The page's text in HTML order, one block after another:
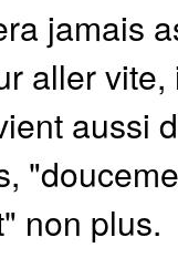
jamais
aller
aussi
non plus.